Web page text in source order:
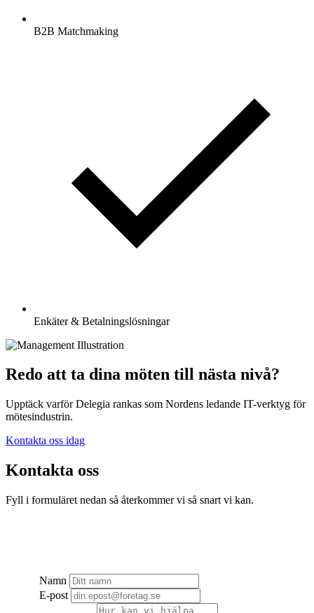
B2B Matchmaking
Enkäter & Betalningslösningar
Redo att ta dina möten till nästa nivå?
Upptäck varför Delegia rankas som Nordens ledande IT-verktyg för
mötesindustrin.
Kontakta oss idag
Kontakta oss
Fyll i formuläret nedan så återkommer vi så snart vi kan.
Namn
E-post